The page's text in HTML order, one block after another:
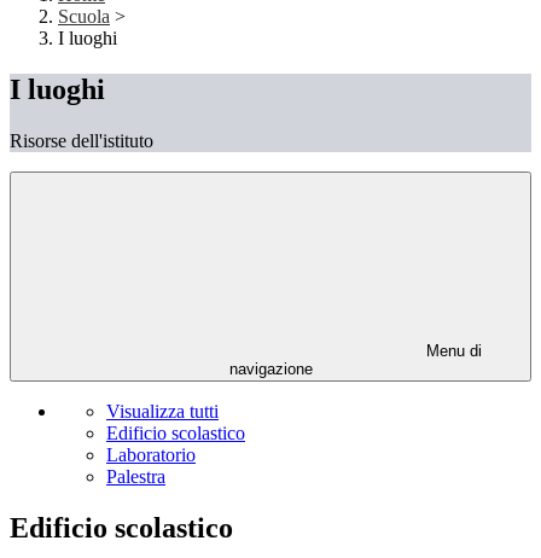
Scuola >
I luoghi
I luoghi
Risorse dell'istituto
Menu di
navigazione
Visualizza tutti
Edificio scolastico
Laboratorio
Palestra
Edificio scolastico